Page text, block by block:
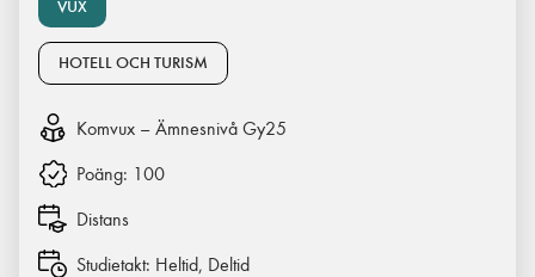
VUX
HOTELL OCH TURISM
Komvux – Ämnesnivå Gy25
Poäng: 100
Distans
Studietakt: Heltid, Deltid